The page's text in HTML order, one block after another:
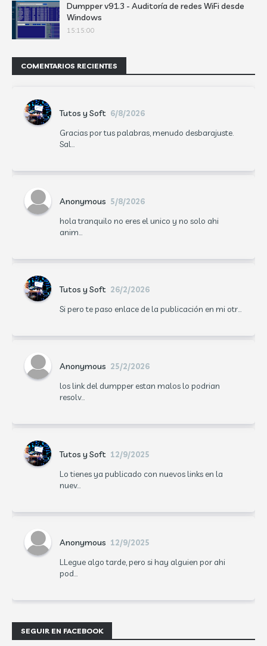
Dumpper v91.3 - Auditoría de redes WiFi desde
Windows
15:15:00
COMENTARIOS RECIENTES
Tutos y Soft 6/8/2026
Gracias por tus palabras, menudo desbarajuste.
Sal...
Anonymous 5/8/2026
hola tranquilo no eres el unico y no solo ahi
anim...
Tutos y Soft 26/2/2026
Si pero te paso enlace de la publicación en mi otr...
Anonymous 25/2/2026
los link del dumpper estan malos lo podrian
resolv...
Tutos y Soft 12/9/2025
Lo tienes ya publicado con nuevos links en la
nuev...
Anonymous 12/9/2025
LLegue algo tarde, pero si hay alguien por ahi
pod...
SEGUIR EN FACEBOOK